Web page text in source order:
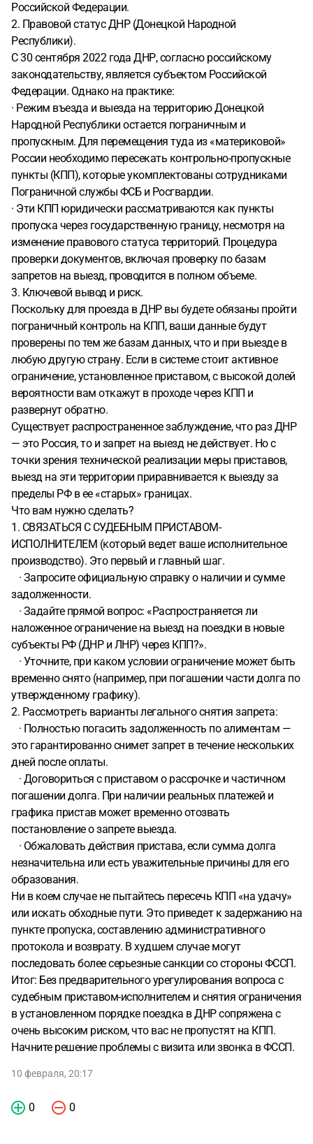
Российской Федерации.
2. Правовой статус ДНР (Донецкой Народной
Республики).
С 30 сентября 2022 года ДНР, согласно российскому
законодательству, является субъектом Российской
Федерации. Однако на практике:
· Режим въезда и выезда на территорию Донецкой
Народной Республики остается пограничным и
пропускным. Для перемещения туда из «материковой»
России необходимо пересекать контрольно-пропускные
пункты (КПП), которые укомплектованы сотрудниками
Пограничной службы ФСБ и Росгвардии.
· Эти КПП юридически рассматриваются как пункты
пропуска через государственную границу, несмотря на
изменение правового статуса территорий. Процедура
проверки документов, включая проверку по базам
запретов на выезд, проводится в полном объеме.
3. Ключевой вывод и риск.
Поскольку для проезда в ДНР вы будете обязаны пройти
пограничный контроль на КПП, ваши данные будут
проверены по тем же базам данных, что и при выезде в
любую другую страну. Если в системе стоит активное
ограничение, установленное приставом, с высокой долей
вероятности вам откажут в проходе через КПП и
развернут обратно.
Существует распространенное заблуждение, что раз ДНР
— это Россия, то и запрет на выезд не действует. Но с
точки зрения технической реализации меры приставов,
выезд на эти территории приравнивается к выезду за
пределы РФ в ее «старых» границах.
Что вам нужно сделать?
1. СВЯЗАТЬСЯ С СУДЕБНЫМ ПРИСТАВОМ-
ИСПОЛНИТЕЛЕМ (который ведет ваше исполнительное
производство). Это первый и главный шаг.
· Запросите официальную справку о наличии и сумме
задолженности.
· Задайте прямой вопрос: «Распространяется ли
наложенное ограничение на выезд на поездки в новые
субъекты РФ (ДНР и ЛНР) через КПП?».
· Уточните, при каком условии ограничение может быть
временно снято (например, при погашении части долга по
утвержденному графику).
2. Рассмотреть варианты легального снятия запрета:
· Полностью погасить задолженность по алиментам —
это гарантированно снимет запрет в течение нескольких
дней после оплаты.
· Договориться с приставом о рассрочке и частичном
погашении долга. При наличии реальных платежей и
графика пристав может временно отозвать
постановление о запрете выезда.
· Обжаловать действия пристава, если сумма долга
незначительна или есть уважительные причины для его
образования.
Ни в коем случае не пытайтесь пересечь КПП «на удачу»
или искать обходные пути. Это приведет к задержанию на
пункте пропуска, составлению административного
протокола и возврату. В худшем случае могут
последовать более серьезные санкции со стороны ФССП.
Итог: Без предварительного урегулирования вопроса с
судебным приставом-исполнителем и снятия ограничения
в установленном порядке поездка в ДНР сопряжена с
очень высоким риском, что вас не пропустят на КПП.
Начните решение проблемы с визита или звонка в ФССП.
10 февраля, 20:17
0 0